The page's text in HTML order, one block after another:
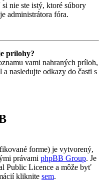
nie ste istý, ktoré súbory
administrátora fóra.
prílohy?
vami nahraných príloh,
nasledujte odkazy do časti s
forme) je vytvorený,
právami phpBB Group. Je
Public Licence a môže byť
kliknite sem.